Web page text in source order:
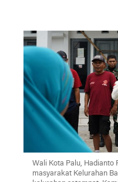
Wali Kota Palu, Hadianto
masyarakat Kelurahan